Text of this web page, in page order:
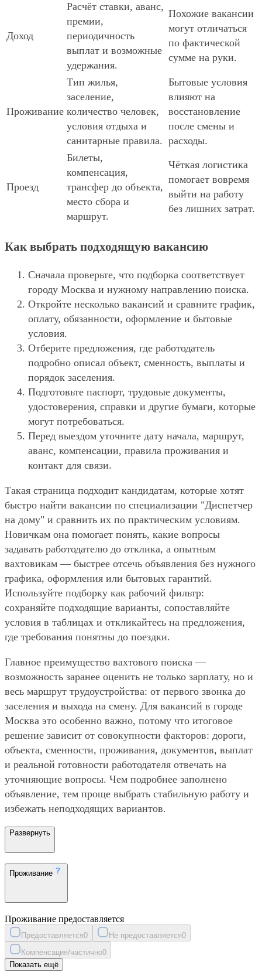
Доход
Расчёт ставки, аванс,
премии,
периодичность
выплат и возможные
удержания.
Похожие вакансии
могут отличаться
по фактической
сумме на руки.
Проживание
Тип жилья,
заселение,
количество человек,
условия отдыха и
санитарные правила.
Бытовые условия
влияют на
восстановление
после смены и
расходы.
Проезд
Билеты,
компенсация,
трансфер до объекта,
место сбора и
маршрут.
Чёткая логистика
помогает вовремя
выйти на работу
без лишних затрат.
Как выбрать подходящую вакансию
Сначала проверьте, что подборка соответствует
городу Москва и нужному направлению поиска.
Откройте несколько вакансий и сравните график,
оплату, обязанности, оформление и бытовые
условия.
Отберите предложения, где работодатель
подробно описал объект, сменность, выплаты и
порядок заселения.
Подготовьте паспорт, трудовые документы,
удостоверения, справки и другие бумаги, которые
могут потребоваться.
Перед выездом уточните дату начала, маршрут,
аванс, компенсации, правила проживания и
контакт для связи.
Такая страница подходит кандидатам, которые хотят
быстро найти вакансии по специализации "Диспетчер
на дому" и сравнить их по практическим условиям.
Новичкам она помогает понять, какие вопросы
задавать работодателю до отклика, а опытным
вахтовикам — быстрее отсечь объявления без нужного
графика, оформления или бытовых гарантий.
Используйте подборку как рабочий фильтр:
сохраняйте подходящие варианты, сопоставляйте
условия в таблицах и откликайтесь на предложения,
где требования понятны до поездки.
Главное преимущество вахтового поиска —
возможность заранее оценить не только зарплату, но и
весь маршрут трудоустройства: от первого звонка до
заселения и выхода на смену. Для вакансий в городе
Москва это особенно важно, потому что итоговое
решение зависит от совокупности факторов: дороги,
объекта, сменности, проживания, документов, выплат
и реальной готовности работодателя отвечать на
уточняющие вопросы. Чем подробнее заполнено
объявление, тем проще выбрать стабильную работу и
избежать неподходящих вариантов.
Развернуть
Проживание
Проживание предоставляется
Предоставляется0 Не предоставляется0
Компенсация/частично0
Показать ещё